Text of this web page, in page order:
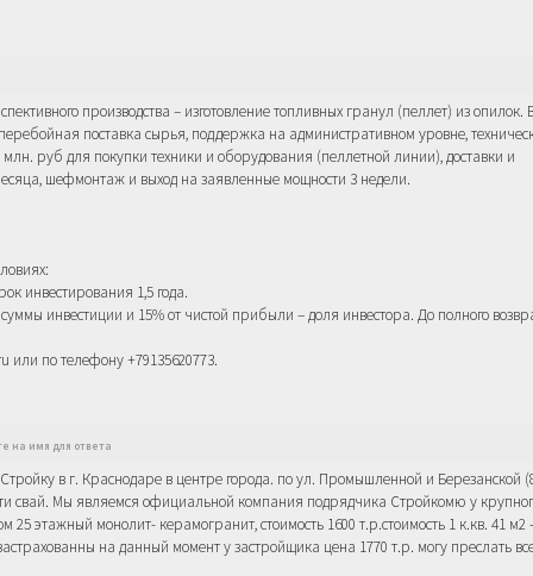
производства – изготовление топливных гранул (пеллет) из опилок.
поставка сырья, поддержка на административном уровне,
руб для покупки техники и оборудования (пеллетной линии), доставки и
шефмонтаж и выход на заявленные мощности 3 недели.
инвестирования 1,5 года.
инвестиции и 15% от чистой прибыли – доля инвестора. До полного
по телефону +79135620773.
на имя для ответа
в г. Краснодаре в центре города. по ул. Промышленной и Березанской
свай. Мы являемся официальной компания подрядчика Стройкомю у
этажный монолит- керамогранит, стоимость 1600 т.р.стоимость 1 к.кв. 41 м2 -
на данный момент у застройщика цена 1770 т.р. могу преслать